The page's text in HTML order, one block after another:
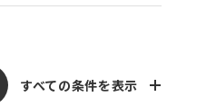
すべての条件を表示